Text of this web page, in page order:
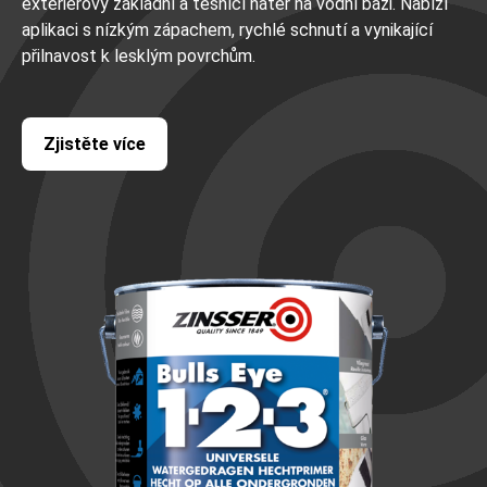
exteriérový základní a těsnící nátěr na vodní bázi. Nabízí
aplikaci s nízkým zápachem, rychlé schnutí a vynikající
přilnavost k lesklým povrchům.
Zjistěte více